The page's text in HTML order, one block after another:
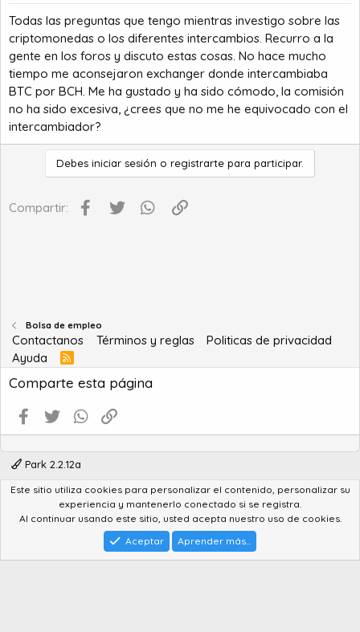
Todas las preguntas que tengo mientras investigo sobre las
criptomonedas o los diferentes intercambios. Recurro a la
gente en los foros y discuto estas cosas. No hace mucho
tiempo me aconsejaron exchanger donde intercambiaba
BTC por BCH. Me ha gustado y ha sido cómodo, la comisión
no ha sido excesiva, ¿crees que no me he equivocado con el
intercambiador?
Debes iniciar sesión o registrarte para participar.
Compartir: Facebook
Twitter WhatsApp
Bolsa de empleo
Contactanos Términos y reglas
Politicas de privacidad
Ayuda
R
S
S
Comparte esta página
Facebook
Twitter WhatsApp
Park 2.2.12a
Community platform by XenForo® © 2010-2022 XenForo Ltd.
Advanced Forum Stats by AddonFlare - Premium XF2 Addons
Feedback SystembyXenCentral.com
StylesFactory.pl
Este sitio utiliza cookies para personalizar el contenido, personalizar su
experiencia y mantenerlo conectado si se registra.
Al continuar usando este sitio, usted acepta nuestro uso de cookies.
Aceptar
Aprender más...